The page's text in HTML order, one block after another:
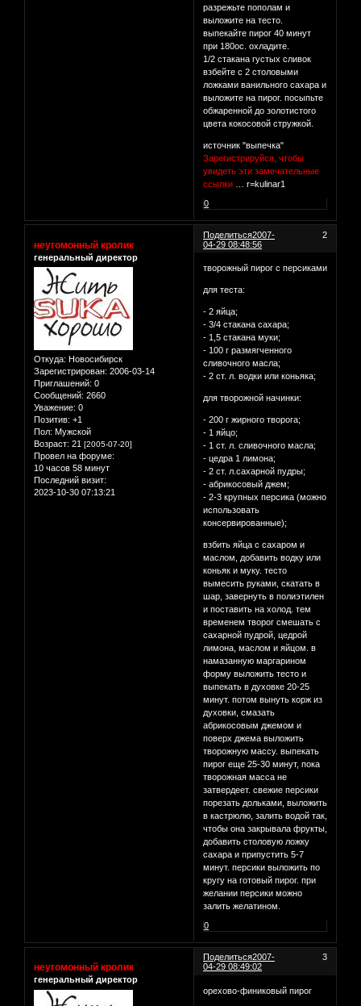
разрежьте пополам и
выложите на тесто.
выпекайте пирог 40 минут
при 180ос. охладите.
1/2 стакана густых сливок
взбейте с 2 столовыми
ложками ванильного сахара и
выложите на пирог. посыпьте
обжаренной до золотистого
цвета кокосовой стружкой.
источник "выпечка"
Зарегистрируйся, чтобы
увидеть эти замечательные
ссылки … r=kulinar1
0
Поделиться 2
2007-
04-29 08:48:56
неугомонный кролик
генеральный директор
Откуда: Новосибирск
Зарегистрирован: 2006-03-14
Приглашений: 0
Сообщений: 2660
Уважение: 0
Позитив: +1
Пол: Мужской
Возраст: 21 [2005-07-20]
Провел на форуме:
10 часов 58 минут
Последний визит:
2023-10-30 07:13:21
творожный пирог с персиками
для теста:
- 2 яйца;
- 3/4 стакана сахара;
- 1,5 стакана муки;
- 100 г размягченного
сливочного масла;
- 2 ст. л. водки или коньяка;
для творожной начинки:
- 200 г жирного творога;
- 1 яйцо;
- 1 ст. л. сливочного масла;
- цедра 1 лимона;
- 2 ст. л.сахарной пудры;
- абрикосовый джем;
- 2-3 крупных персика (можно
использовать
консервированные);
взбить яйца с сахаром и
маслом, добавить водку или
коньяк и муку. тесто
вымесить руками, скатать в
шар, завернуть в полиэтилен
и поставить на холод. тем
временем творог смешать с
сахарной пудрой, цедрой
лимона, маслом и яйцом. в
намазанную маргарином
форму выложить тесто и
выпекать в духовке 20-25
минут. потом вынуть корж из
духовки, смазать
абрикосовым джемом и
поверх джема выложить
творожную массу. выпекать
пирог еще 25-30 минут, пока
творожная масса не
затвердеет. свежие персики
порезать дольками, выложить
в кастрюлю, залить водой так,
чтобы она закрывала фрукты,
добавить столовую ложку
сахара и припустить 5-7
минут. персики выложить по
кругу на готовый пирог. при
желании персики можно
залить желатином.
0
Поделиться 3
2007-
04-29 08:49:02
неугомонный кролик
генеральный директор
орехово-финиковый пирог